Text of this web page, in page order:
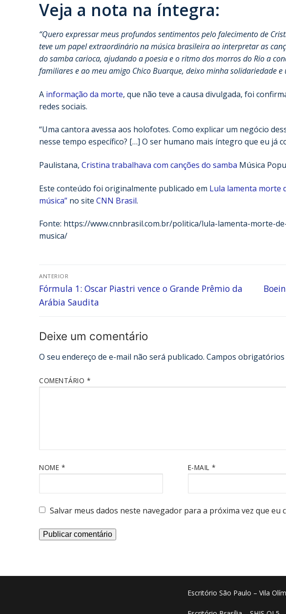
Veja a nota na íntegra:
“Quero expressar meus profundos sentimentos pelo falecimento de
teve um papel extraordinário na música brasileira ao interpretar as
do samba carioca, ajudando a poesia e o ritmo dos morros do Rio a
familiares e ao meu amigo Chico Buarque, deixo minha solidariedade e
A informação da morte, que não teve a causa divulgada, foi
redes sociais.
“Uma cantora avessa aos holofotes. Como explicar um negócio
nesse tempo específico? […] O ser humano mais íntegro que eu já
Paulistana, Cristina trabalhava com canções do samba Música
Este conteúdo foi originalmente publicado em Lula lamenta morte
música” no site CNN Brasil.
Fonte: https://www.cnnbrasil.com.br/politica/lula-lamenta-morte-
musica/
ANTERIOR
Fórmula 1: Oscar Piastri vence o Grande Prêmio da
Arábia Saudita
Deixe um comentário
O seu endereço de e-mail não será publicado. Campos obrigatórios
COMENTÁRIO *
NOME * E-MAIL*
Salvar meus dados neste navegador para a próxima vez que eu
Escritório São Paulo – Vila